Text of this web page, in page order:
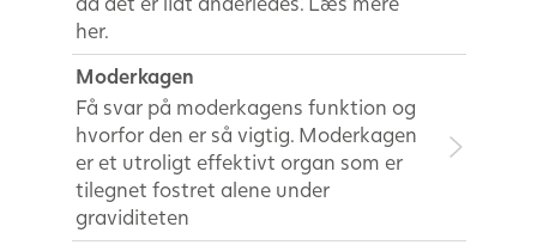
her.
Moderkagen
Få svar på moderkagens funktion og
hvorfor den er så vigtig. Moderkagen
er et utroligt effektivt organ som er
tilegnet fostret alene under
graviditeten